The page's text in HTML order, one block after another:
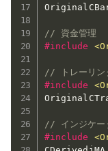
// 資金管理
#include
// トレーリン
#include
// インジケー
#include